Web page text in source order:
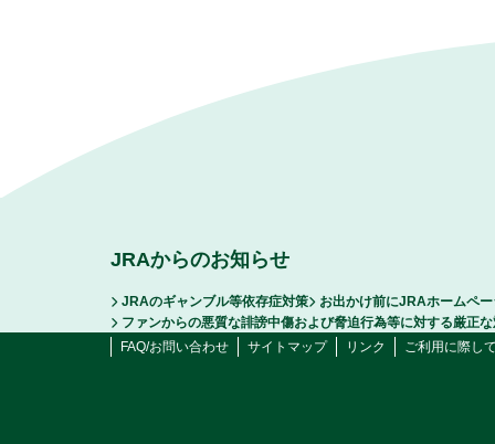
JRAからのお知らせ
JRAのギャンブル等依存症対策
お出かけ前にJRAホームペ
ファンからの悪質な誹謗中傷および脅迫行為等に対する厳正
FAQ/お問い合わせ
サイトマップ リンク ご利用に際し